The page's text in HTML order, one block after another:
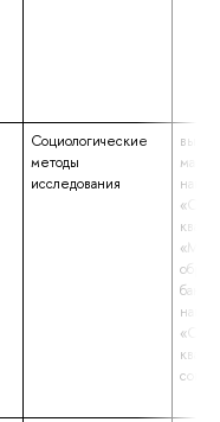
Социологические
методы
исследования